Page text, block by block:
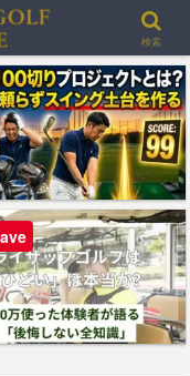
GORAゴルフ場予約
検索